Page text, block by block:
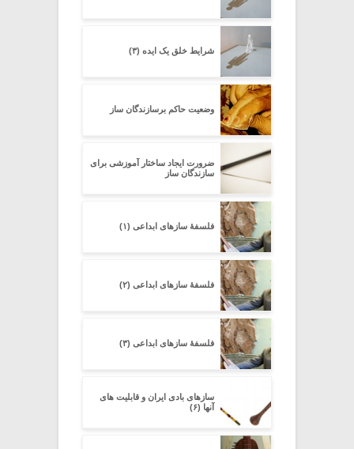
شرایط خلق یک ایده (۳)
وضعیت حاکم برسازندگان ساز
ضرورت ایجاد ساختار آموزشی برای
سازندگان ساز
فلسفۀ سازهای ابداعی (۱)
فلسفۀ سازهای ابداعی (۲)
فلسفۀ سازهای ابداعی (۳)
سازهای بادی ایران و قابلیت های
آنها (۶)